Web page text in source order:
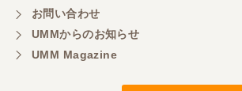
お問い合わせ
UMMからのお知らせ
UMM Magazine